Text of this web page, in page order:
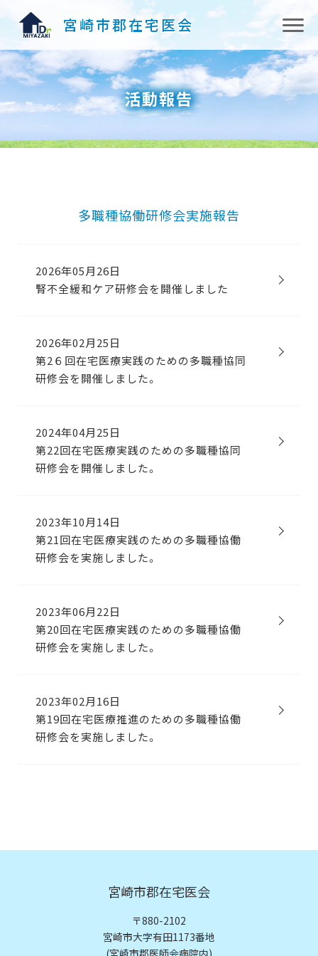
宮崎市郡在宅医会
活動報告
多職種協働研修会実施報告
2026年05月26日
腎不全緩和ケア研修会を開催しました
2026年02月25日
第2６回在宅医療実践のための多職種協同
研修会を開催しました。
2024年04月25日
第22回在宅医療実践のための多職種協同
研修会を開催しました。
2023年10月14日
第21回在宅医療実践のための多職種協働
研修会を実施しました。
2023年06月22日
第20回在宅医療実践のための多職種協働
研修会を実施しました。
2023年02月16日
第19回在宅医療推進のための多職種協働
研修会を実施しました。
宮崎市郡在宅医会
〒880-2102
宮崎市大字有田1173番地
(宮崎市郡医師会病院内)